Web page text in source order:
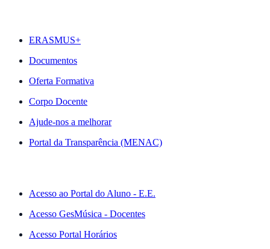
ERASMUS+
Documentos
Oferta Formativa
Corpo Docente
Ajude-nos a melhorar
Portal da Transparência (MENAC)
Acesso ao Portal do Aluno - E.E.
Acesso GesMúsica - Docentes
Acesso Portal Horários